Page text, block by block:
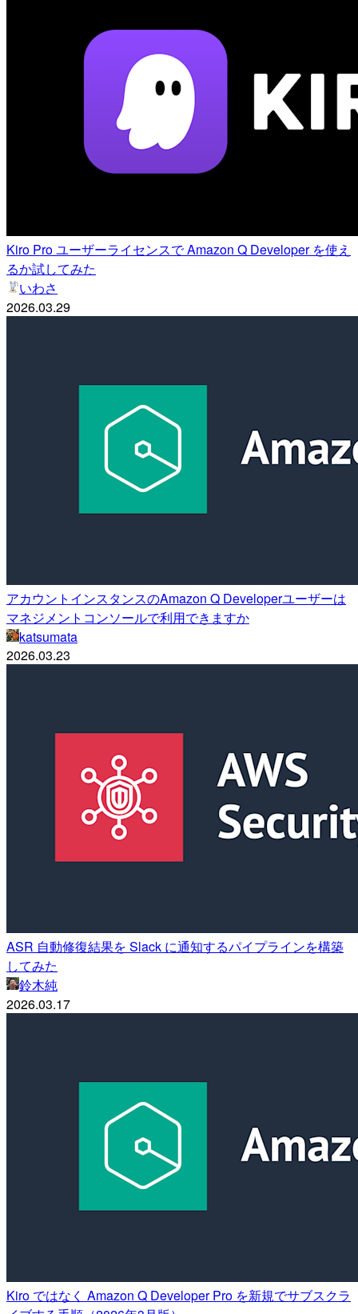
Kiro Pro ユーザーライセンスで Amazon Q Developer を使え
るか試してみた
いわさ
2026.03.29
アカウントインスタンスのAmazon Q Developerユーザーは
マネジメントコンソールで利用できますか
katsumata
2026.03.23
ASR 自動修復結果を Slack に通知するパイプラインを構築
してみた
鈴木純
2026.03.17
Kiro ではなく Amazon Q Developer Pro を新規でサブスクラ